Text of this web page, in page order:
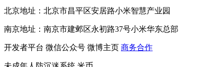
北京地址：北京市昌平区安居路小米智慧产业园
南京地址：南京市建邺区永初路37号小米华东总部
开发者平台 微信公众号 微博主页 商务合作